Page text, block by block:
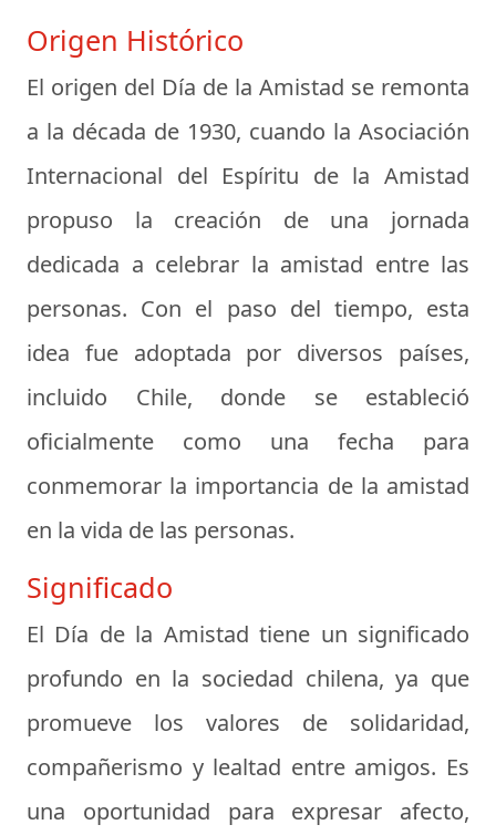
Origen Histórico
El origen del Día de la Amistad se remonta
a la década de 1930, cuando la Asociación
Internacional del Espíritu de la Amistad
propuso la creación de una jornada
dedicada a celebrar la amistad entre las
personas. Con el paso del tiempo, esta
idea fue adoptada por diversos países,
incluido Chile, donde se estableció
oficialmente como una fecha para
conmemorar la importancia de la amistad
en la vida de las personas.
Significado
El Día de la Amistad tiene un significado
profundo en la sociedad chilena, ya que
promueve los valores de solidaridad,
compañerismo y lealtad entre amigos. Es
una oportunidad para expresar afecto,